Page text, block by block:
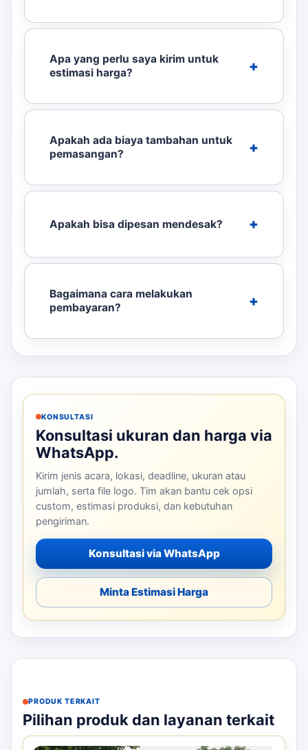
Apa yang perlu saya kirim untuk
estimasi harga?
Apakah ada biaya tambahan untuk
pemasangan?
Apakah bisa dipesan mendesak?
Bagaimana cara melakukan
pembayaran?
KONSULTASI
Konsultasi ukuran dan harga via
WhatsApp.
Kirim jenis acara, lokasi, deadline, ukuran atau
jumlah, serta file logo. Tim akan bantu cek opsi
custom, estimasi produksi, dan kebutuhan
pengiriman.
Konsultasi via WhatsApp
Minta Estimasi Harga
PRODUK TERKAIT
Pilihan produk dan layanan terkait